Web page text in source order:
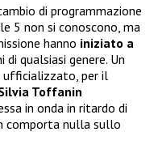
di programmazione
5 non si conoscono, ma
hanno iniziato a
di qualsiasi genere. Un
ufficializzato, per il
Toffanin
in onda in ritardo di
comporta nulla sullo